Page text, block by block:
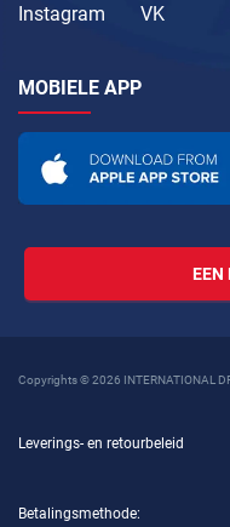
Instagram
VK
MOBIELE APP
EEN
Copyrights © 2026 INTERNATIONAL
Leverings- en retourbeleid
Betalingsmethode: